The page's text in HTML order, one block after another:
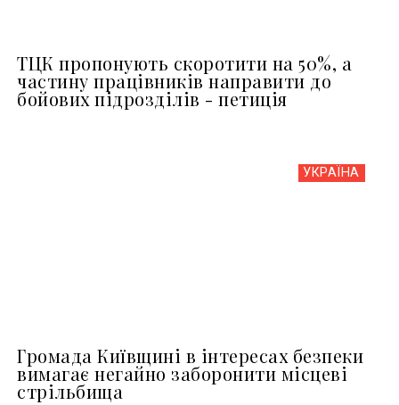
ТЦК пропонують скоротити на 50%, а
частину працівників направити до
бойових підрозділів - петиція
УКРАЇНА
Громада Київщині в інтересах безпеки
вимагає негайно заборонити місцеві
стрільбища